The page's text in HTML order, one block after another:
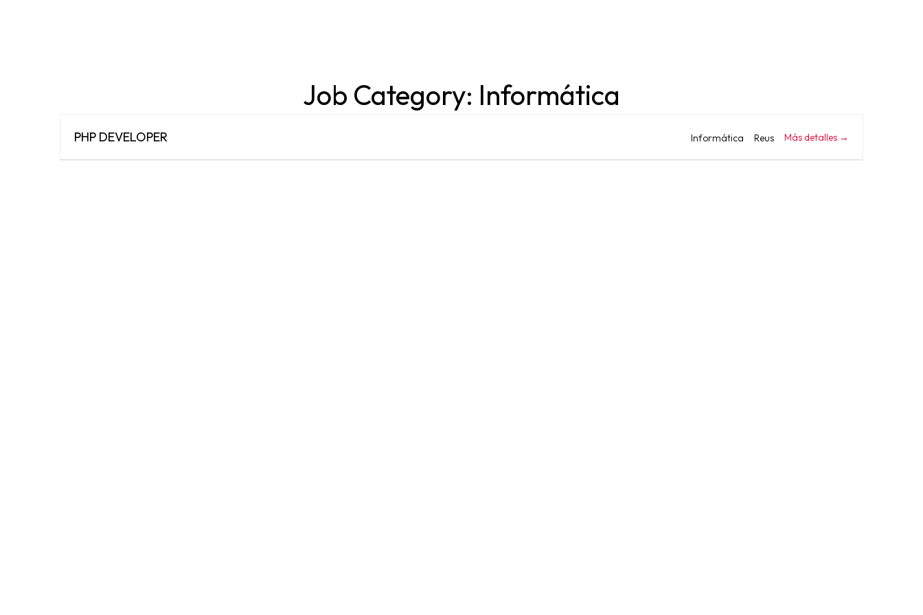
Job Category: Informática
PHP DEVELOPER Informática Reus Más detalles